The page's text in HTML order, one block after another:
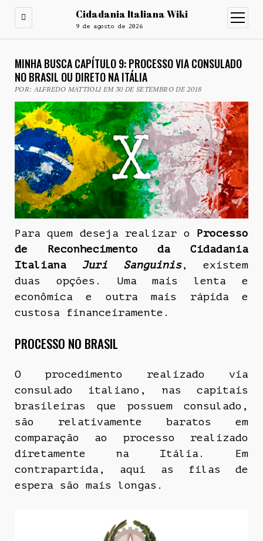
Cidadania Italiana Wiki
9 de agosto de 2026
open
menu
MINHA BUSCA CAPÍTULO 9: PROCESSO VIA CONSULADO
NO BRASIL OU DIRETO NA ITÁLIA
POR: ALFREDO MATTIOLI EM 30 DE SETEMBRO DE 2018
Para quem deseja realizar o Processo
de Reconhecimento da Cidadania
Italiana Juri Sanguinis, existem
duas opções. Uma mais lenta e
econômica e outra mais rápida e
custosa financeiramente.
PROCESSO NO BRASIL
O procedimento realizado via
consulado italiano, nas capitais
brasileiras que possuem consulado,
são relativamente baratos em
comparação ao processo realizado
diretamente na Itália. Em
contrapartida, aqui as filas de
espera são mais longas.